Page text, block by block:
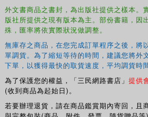
what role does demand or human
determination of value in classical
economists determine the distribution of
What role does the notion of
theory and the theory of Sraffa?
It will appeal to academics and
theory and philosophy, as well as to the
外文書商品之書封，為出版社提供之樣本。
版社所提供之現有版本為主。部份書籍，因
殊，匯率將依實際狀況做調整。
無庫存之商品，在您完成訂單程序之後，將
單調貨。為了縮短等待的時間，建議您將外
下單，以獲得最快的取貨速度，平均調貨時
為了保護您的權益，「三民網路書店」 提供
(收到商品為起始日)。
若要辦理退貨，請在商品鑑賞期內寄回，且